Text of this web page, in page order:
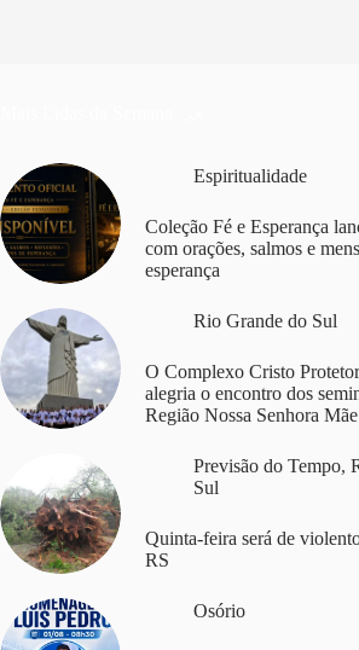
Espiritualidade
Coleção Fé e Esperança
com orações, salmos e
esperança
Rio Grande do Sul
O Complexo Cristo
alegria o encontro dos
Região Nossa Senhora
Previsão do Tempo,
Sul
Quinta-feira será de
RS
Osório